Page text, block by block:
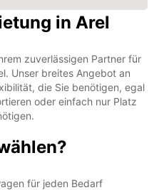
in Arel
zuverlässigen Partner für
Unser breites Angebot an
die Sie benötigen, egal
oder einfach nur Platz
für jeden Bedarf